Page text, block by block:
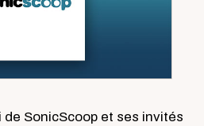
SonicScoop et ses invités